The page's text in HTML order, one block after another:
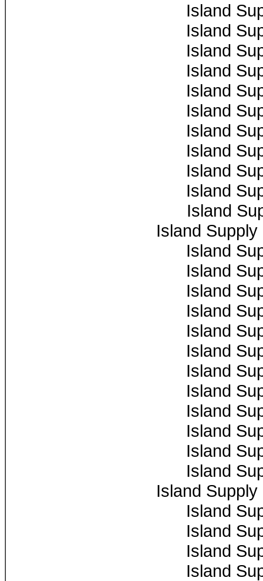
Island
Island
Island
Island
Island
Island
Island
Island
Island
Island
Island
Island
Island
Island
Island
Island
Island
Island
Island
Island
Island
Island
Island
Island
Island
Island
Island
Island
Island